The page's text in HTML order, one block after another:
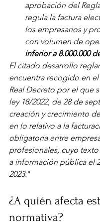
aprobación del
regula la factura
los empresarios y
con volumen de
inferior a 8.000.000
El citado desarrollo
encuentra recogido en
Real Decreto por el que
ley 18/2022, de 28 de
creación y crecimiento
en lo relativo a la
obligatoria entre
profesionales, cuyo
a información pública el
2023."
¿A quién afecta
normativa?